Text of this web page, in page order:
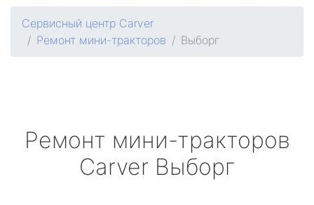
Сервисный центр Carver
Ремонт мини-тракторов
Выборг
Ремонт мини-тракторов
Carver Выборг